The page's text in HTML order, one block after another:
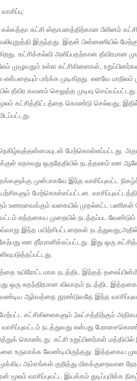
:
கட்சி ஸ்தாபனத்திற்கான பீளினம்
இருந்தது இதன் பின்னணியில்
கட்சிக்கல்வி அளிப்பதற்கான தீவிரமான
முழுவதும் உள்ள கட்சிகிளைகள்
பார்க்க முடிகிறது எனவே மாநிலம்
தீவிர கவனம் செலுத்த முடிவு செய்யப்பட்டது
கட்சித்திட்டத்தை கொண்டு செல்வது;
நெகிழ்வுத்தன்மையுடன் மேற்கொள்ளப்பட்டது
க்குள் ஏதாவது ஒருதேதியில் நடத்தலாம் என
முன்பாகவே இந்த வாசிப்புவட்ட
மேற்கொள்ளப்பட்டன.
உணரவைக்கும் வகையில் முதல்கட்ட
வட்டம் எத்தகைய முறையில் நடத்தப்பட வேண்டும்
இந்த பயிற்சிபட்டறைகள் நடத்துவது;
என தீர்மானிக்கப்பட்டது. இது ஒரு
.
உயிரோட்டமாக நடத்திட இந்தத்
ஒரு சுதந்திரமான விவாதம் நடத்திட
ஆர்வத்தை தூண்டுவதே இந்த
கட்சிகிளைகளும் 2லட்சத்திற்கும்
வாசிப்புவட்டம் நடத்துவது என்பது
கொண்டது கட்சி உறுப்பினர்கள்
உருவாக்க வேண்டியிருந்தது இத்தகைய
அம்சங்கள் குறித்து மிகக்குறைவான
மூலம் வாசிப்புவட்ட இயக்கம் துடிப்புமிக்க